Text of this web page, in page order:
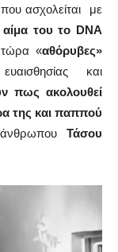
που ασχολείται με
αίμα του το DNA
τώρα «αθόρυβες»
και
πωςακολουθεί
της και παππού
Τάσου